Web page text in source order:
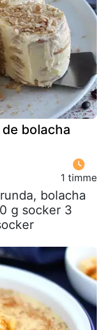
bolacha
1 timme
bolacha
g socker 3